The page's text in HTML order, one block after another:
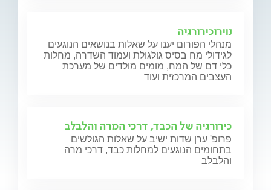
נוירוכירורגיה
מנהלי הפורום יענו על שאלות בנושאים הנוגעים
לגידולי מח בסיס גולגולת ועמוד השדרה, מחלות
כלי דם של המח, מומים מולדים של מערכת
העצבים המרכזית ועוד
כירורגיה של הכבד, דרכי המרה והלבלב
פרופ' ערן שדות ישיב על שאלות הגולשים
בתחומים הנוגעים למחלות כבד, דרכי מרה
והלבלב